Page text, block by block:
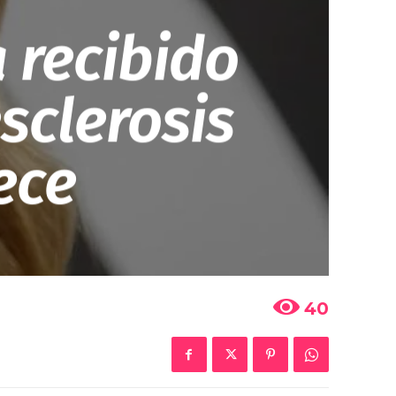
recibido
40